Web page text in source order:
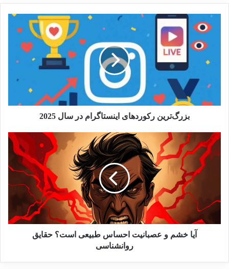
بزرگ‌ترین رکوردهای اینستاگرام در سال 2025
آیا خشم و عصبانیت احساس طبیعی است؟ حقایق
روانشناسی